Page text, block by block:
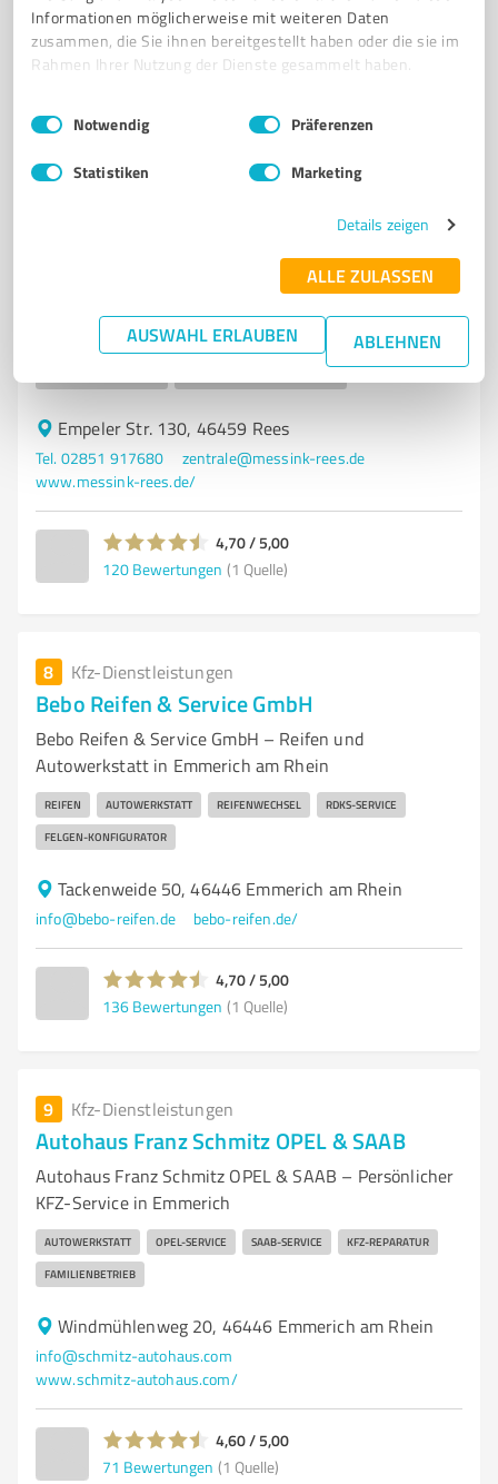
Informationen möglicherweise mit weiteren Daten
zusammen, die Sie ihnen bereitgestellt haben oder die sie im
Rahmen Ihrer Nutzung der Dienste gesammelt haben.
Impressum Datenschutzbestimmungen
Einwilligungsauswahl
Notwendig Präferenzen
Statistiken Marketing
Details zeigen
ALLE ZULASSEN
AUSWAHL ERLAUBEN ABLEHNEN
www.maksmacht.de/
Messink GmbH & Co. KG – Moderne Autowerkstatt mit
AUTOWERKSTATT GETRIEBESERVICE REIFENWECHSEL
Empeler Str. 130, 46459 Rees
Tel. 02851 917680
zentrale@messink-rees.de
www.messink-rees.de/
4,70 / 5,00
120 Bewertungen (1 Quelle)
8 Kfz-Dienstleistungen
Bebo Reifen & Service GmbH
Bebo Reifen & Service GmbH – Reifen und
Autowerkstatt in Emmerich am Rhein
REIFEN AUTOWERKSTATT REIFENWECHSEL RDKS-SERVICE
FELGEN-KONFIGURATOR
Tackenweide 50, 46446 Emmerich am Rhein
info@bebo-reifen.de bebo-reifen.de/
4,70 / 5,00
136 Bewertungen (1 Quelle)
9 Kfz-Dienstleistungen
Autohaus Franz Schmitz OPEL & SAAB
Autohaus Franz Schmitz OPEL & SAAB – Persönlicher
KFZ-Service in Emmerich
AUTOWERKSTATT OPEL-SERVICE SAAB-SERVICE KFZ-REPARATUR
FAMILIENBETRIEB
Windmühlenweg 20, 46446 Emmerich am Rhein
info@schmitz-autohaus.com
www.schmitz-autohaus.com/
4,60 / 5,00
71 Bewertungen (1 Quelle)